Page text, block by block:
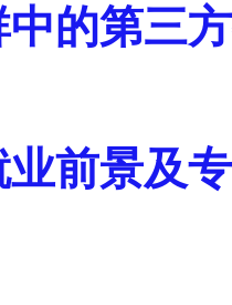
的第三
前景及